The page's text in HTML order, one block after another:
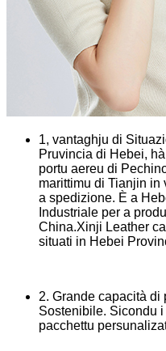
1, vantaghju di
Pruvincia di Hebei,
portu aereu di
marittimu di Tianjin in
a spedizione. È a
Industriale per a
China.Xinji Leather
situati in Hebei
2. Grande capacità di
Sostenibile. Sicondu
pacchettu